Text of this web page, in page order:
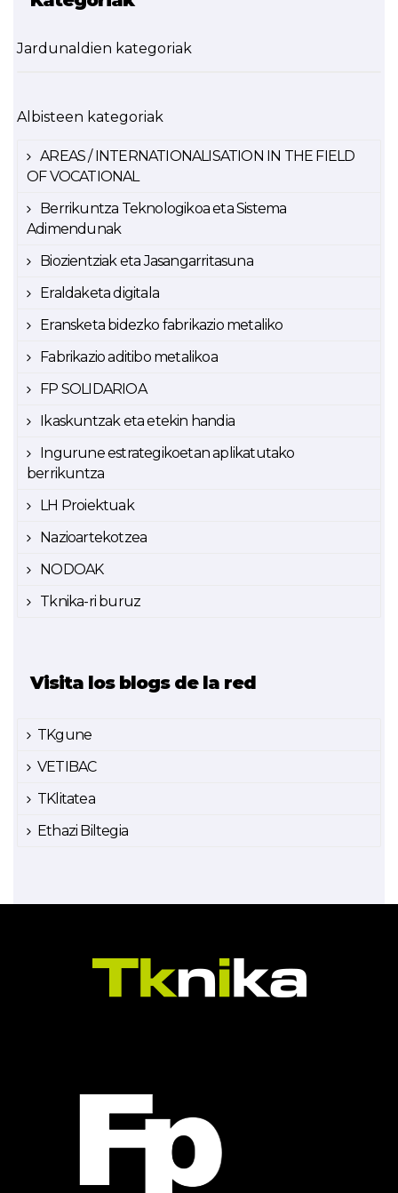
Jardunaldien kategoriak
Albisteen kategoriak
AREAS / INTERNATIONALISATION IN THE FIELD
OF VOCATIONAL
Berrikuntza Teknologikoa eta Sistema
Adimendunak
Biozientziak eta Jasangarritasuna
Eraldaketa digitala
Eransketa bidezko fabrikazio metaliko
Fabrikazio aditibo metalikoa
FP SOLIDARIOA
Ikaskuntzak eta etekin handia
Ingurune estrategikoetan aplikatutako
berrikuntza
LH Proiektuak
Nazioartekotzea
NODOAK
Tknika-ri buruz
Visita los blogs de la red
TKgune
VETIBAC
TKlitatea
Ethazi Biltegia